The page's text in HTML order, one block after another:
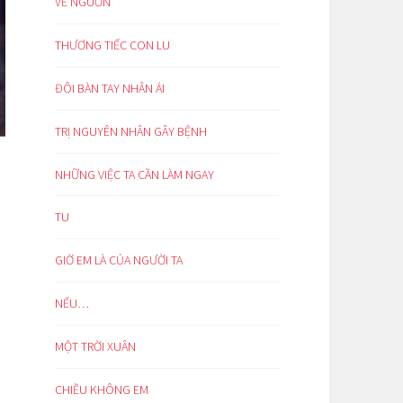
THƯƠNG TIẾC CON LU
ĐÔI BÀN TAY NHÂN ÁI
TRỊ NGUYÊN NHÂN GÂY BỆNH
NHỮNG VIỆC TA CẦN LÀM NGAY
TU
GIỜ EM LÀ CỦA NGƯỜI TA
NẾU…
MỘT TRỜI XUÂN
CHIỀU KHÔNG EM